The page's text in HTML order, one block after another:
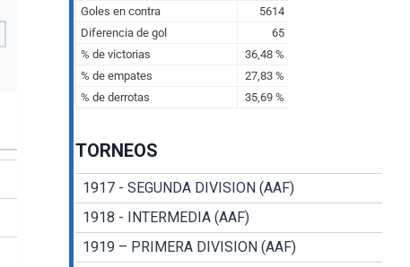
TORNEOS
1917 - SEGUNDA DIVISION (AAF)
1918 - INTERMEDIA (AAF)
1919 – PRIMERA DIVISION (AAF)